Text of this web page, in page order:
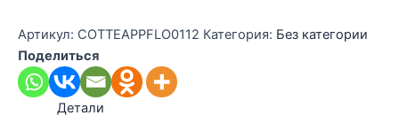
Артикул: COTTEAPPFLO0112 Категория: Без категории
Поделиться
Детали